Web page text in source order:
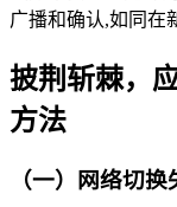
广播和确认,如同在
披荆斩棘，
方法
（一）网络切